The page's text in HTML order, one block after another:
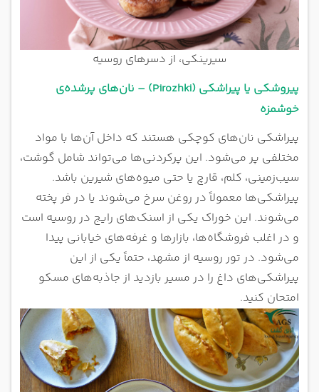
سیرینکی، از دسرهای روسیه
پیروشکی یا پیراشکی (Pirozhki) – نان‌های پرشده‌ی
خوشمزه
پیراشکی نان‌های کوچکی هستند که داخل آن‌ها با مواد
مختلفی پر می‌شود. این پرکردنی‌ها می‌تواند شامل گوشت،
سیب‌زمینی، کلم، قارچ یا حتی میوه‌های شیرین باشد.
پیراشکی‌ها معمولاً در روغن سرخ می‌شوند یا در فر پخته
می‌شوند. این خوراک یکی از اسنک‌های رایج در روسیه است
و در اغلب فروشگاه‌ها، بازارها و غرفه‌های خیابانی پیدا
می‌شود. در تور روسیه از مشهد، حتماً یکی از این
پیراشکی‌های داغ را در مسیر بازدید از جاذبه‌های مسکو
امتحان کنید.